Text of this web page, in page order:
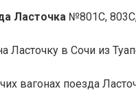
Ласточка №801С,
Ласточку в Сочи из
вагонах поезда